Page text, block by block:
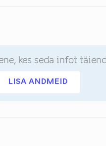
kes seda infot
LISA ANDMEID